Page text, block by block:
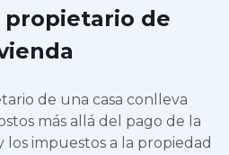
propietario de
de una casa conlleva
más allá del pago de la
los impuestos a la propiedad